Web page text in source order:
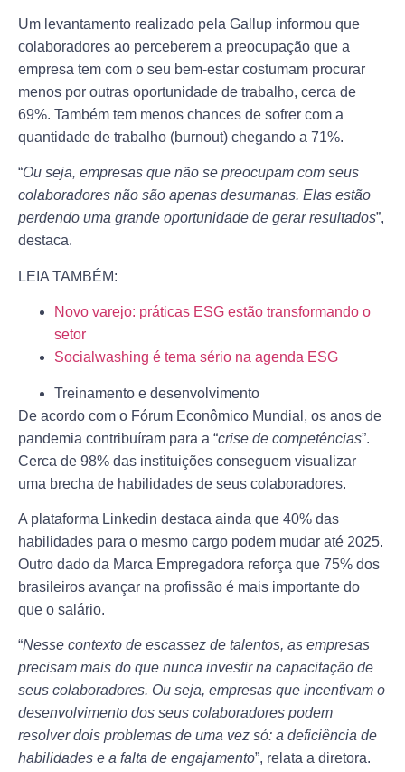
Um levantamento realizado pela Gallup informou que
colaboradores ao perceberem a preocupação que a
empresa tem com o seu bem-estar costumam procurar
menos por outras oportunidade de trabalho, cerca de
69%. Também tem menos chances de sofrer com a
quantidade de trabalho (burnout) chegando a 71%.
“Ou seja, empresas que não se preocupam com seus
colaboradores não são apenas desumanas. Elas estão
perdendo uma grande oportunidade de gerar resultados”,
destaca.
LEIA TAMBÉM:
Novo varejo: práticas ESG estão transformando o
setor
Socialwashing é tema sério na agenda ESG
Treinamento e desenvolvimento
De acordo com o Fórum Econômico Mundial, os anos de
pandemia contribuíram para a “crise de competências”.
Cerca de 98% das instituições conseguem visualizar
uma brecha de habilidades de seus colaboradores.
A plataforma Linkedin destaca ainda que 40% das
habilidades para o mesmo cargo podem mudar até 2025.
Outro dado da Marca Empregadora reforça que 75% dos
brasileiros avançar na profissão é mais importante do
que o salário.
“Nesse contexto de escassez de talentos, as empresas
precisam mais do que nunca investir na capacitação de
seus colaboradores. Ou seja, empresas que incentivam o
desenvolvimento dos seus colaboradores podem
resolver dois problemas de uma vez só: a deficiência de
habilidades e a falta de engajamento”, relata a diretora.